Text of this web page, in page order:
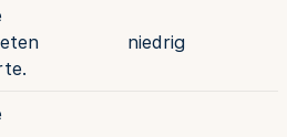
niedrig